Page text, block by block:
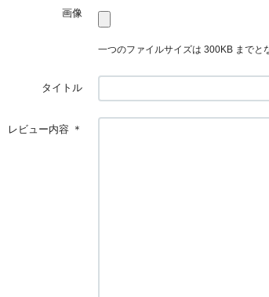
画像
一つのファイルサイズは 300KB までと
タイトル
レビュー内容 ＊